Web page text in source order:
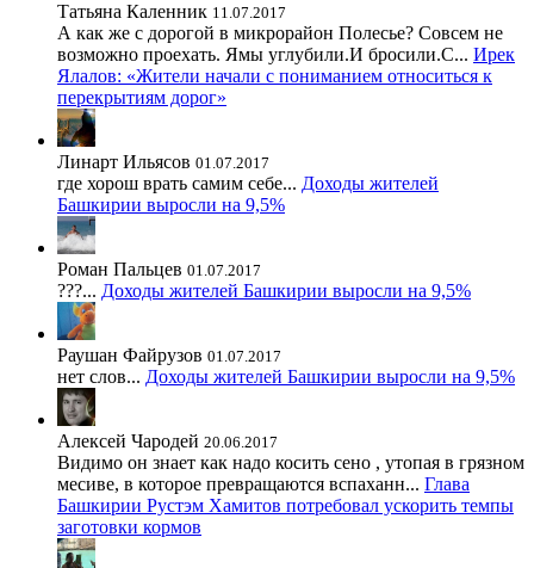
Татьяна Каленник 11.07.2017
А как же с дорогой в микрорайон Полесье? Совсем не
возможно проехать. Ямы углубили.И бросили.С... Ирек
Ялалов: «Жители начали с пониманием относиться к
перекрытиям дорог»
Линарт Ильясов 01.07.2017
где хорош врать самим себе... Доходы жителей
Башкирии выросли на 9,5%
Роман Пальцев 01.07.2017
???... Доходы жителей Башкирии выросли на 9,5%
Раушан Файрузов 01.07.2017
нет слов... Доходы жителей Башкирии выросли на 9,5%
Алексей Чародей 20.06.2017
Видимо он знает как надо косить сено , утопая в грязном
месиве, в которое превращаются вспаханн... Глава
Башкирии Рустэм Хамитов потребовал ускорить темпы
заготовки кормов